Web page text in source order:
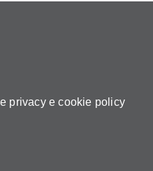
privacy e cookie policy